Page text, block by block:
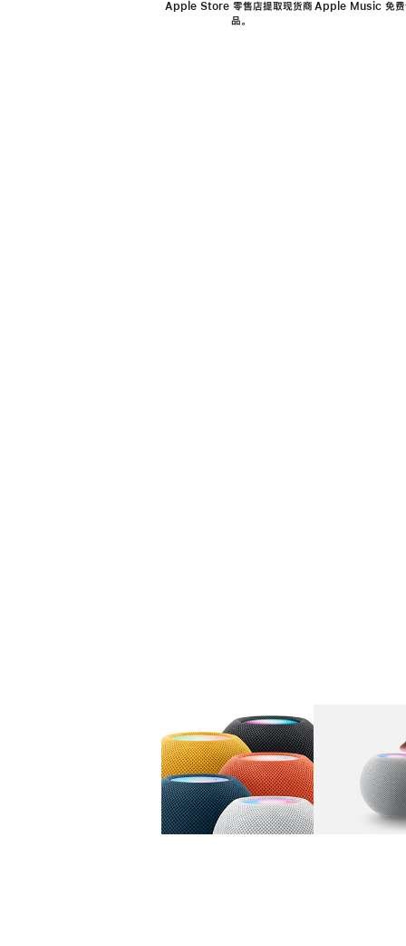
Apple Store 零售店提取现货商
品。
Apple Music 免费
图库 图像 1